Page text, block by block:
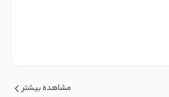
مشاهده بیشتر